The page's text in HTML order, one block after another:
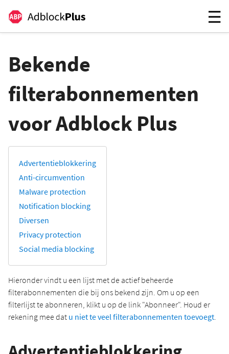
Bekende
filterabonnementen
voor Adblock Plus
Advertentieblokkering
Anti-circumvention
Malware protection
Notification blocking
Diversen
Privacy protection
Social media blocking
Hieronder vindt u een lijst met de actief beheerde
filterabonnementen die bij ons bekend zijn. Om u op een
filterlijst te abonneren, klikt u op de link "Abonneer". Houd er
rekening mee dat u niet te veel filterabonnementen toevoegt.